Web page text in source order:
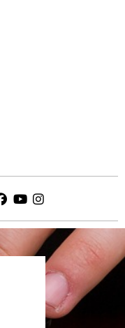
Facebook
YoutubeInstagram